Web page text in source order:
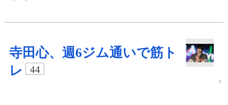
寺田心、週6ジム通いで筋ト
レ
44